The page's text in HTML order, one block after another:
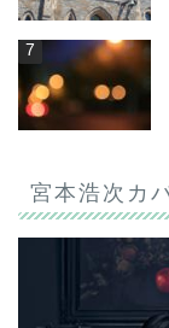
宮本浩次カ